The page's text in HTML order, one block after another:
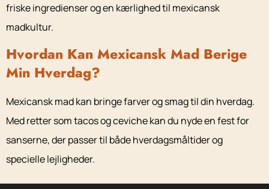
friske ingredienser og en kærlighed til mexicansk
madkultur.
Hvordan Kan Mexicansk Mad Berige
Min Hverdag?
Mexicansk mad kan bringe farver og smag til din hverdag.
Med retter som tacos og ceviche kan du nyde en fest for
sanserne, der passer til både hverdagsmåltider og
specielle lejligheder.